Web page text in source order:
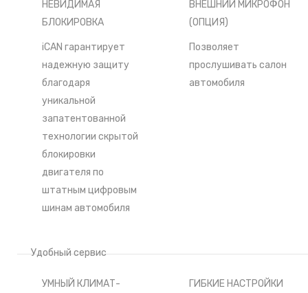
НЕВИДИМАЯ
БЛОКИРОВКА
iCAN гарантирует
надежную защиту
благодаря
уникальной
запатентованной
технологии скрытой
блокировки
двигателя по
штатным цифровым
шинам автомобиля
ВНЕШНИЙ МИКРОФОН
(ОПЦИЯ)
Позволяет
прослушивать салон
автомобиля
Удобный сервис
УМНЫЙ КЛИМАТ-
ГИБКИЕ НАСТРОЙКИ